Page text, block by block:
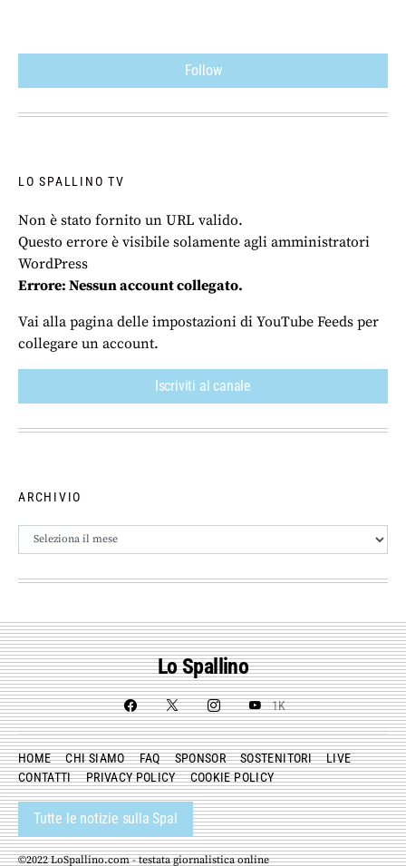
Follow
LO SPALLINO TV
Non è stato fornito un URL valido.
Questo errore è visibile solamente agli amministratori
WordPress
Errore: Nessun account collegato.
Vai alla pagina delle impostazioni di YouTube Feeds per
collegare un account.
Iscriviti al canale
ARCHIVIO
Archivio
Lo Spallino
1K
HOME CHI SIAMO FAQ SPONSOR SOSTENITORI
LIVE
CONTATTI
PRIVACY POLICY COOKIE POLICY
Tutte le notizie sulla Spal
©2022 LoSpallino.com - testata giornalistica online